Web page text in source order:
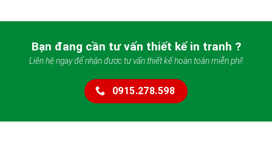
Bạn đang cần tư vấn thiết kế in tranh ?
Liên hệ ngay để nhận được tư vấn thiết kế hoàn toàn miễn phí!
0915.278.598